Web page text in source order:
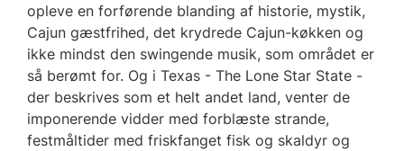
opleve en forførende blanding af historie, mystik,
Cajun gæstfrihed, det krydrede Cajun-køkken og
ikke mindst den swingende musik, som området er
så berømt for. Og i Texas - The Lone Star State -
der beskrives som et helt andet land, venter de
imponerende vidder med forblæste strande,
festmåltider med friskfanget fisk og skaldyr og